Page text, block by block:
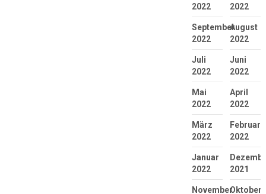
2022
2022
September
2022
August
2022
Juli
2022
Juni
2022
Mai
2022
April
2022
März
2022
Februar
2022
Januar
2022
2021
NovemberOktober